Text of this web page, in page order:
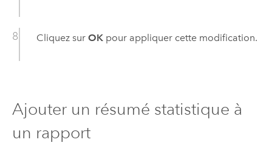
Cliquez sur OKpour appliquer cette modification.
Ajouter un résumé statistique à
un rapport